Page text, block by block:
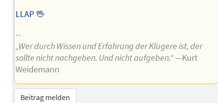
LLAP 🖖
--
„Wer durch Wissen und Erfahrung der Klügere ist, der
sollte nicht nachgeben. Und nicht aufgeben.“—Kurt
Weidemann
Beitrag melden